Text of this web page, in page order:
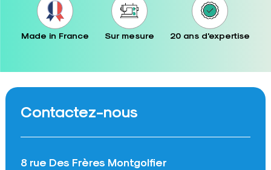
Made in France Sur mesure 20 ans d'expertise
Contactez-nous
8 rue Des Frères Montgolfier